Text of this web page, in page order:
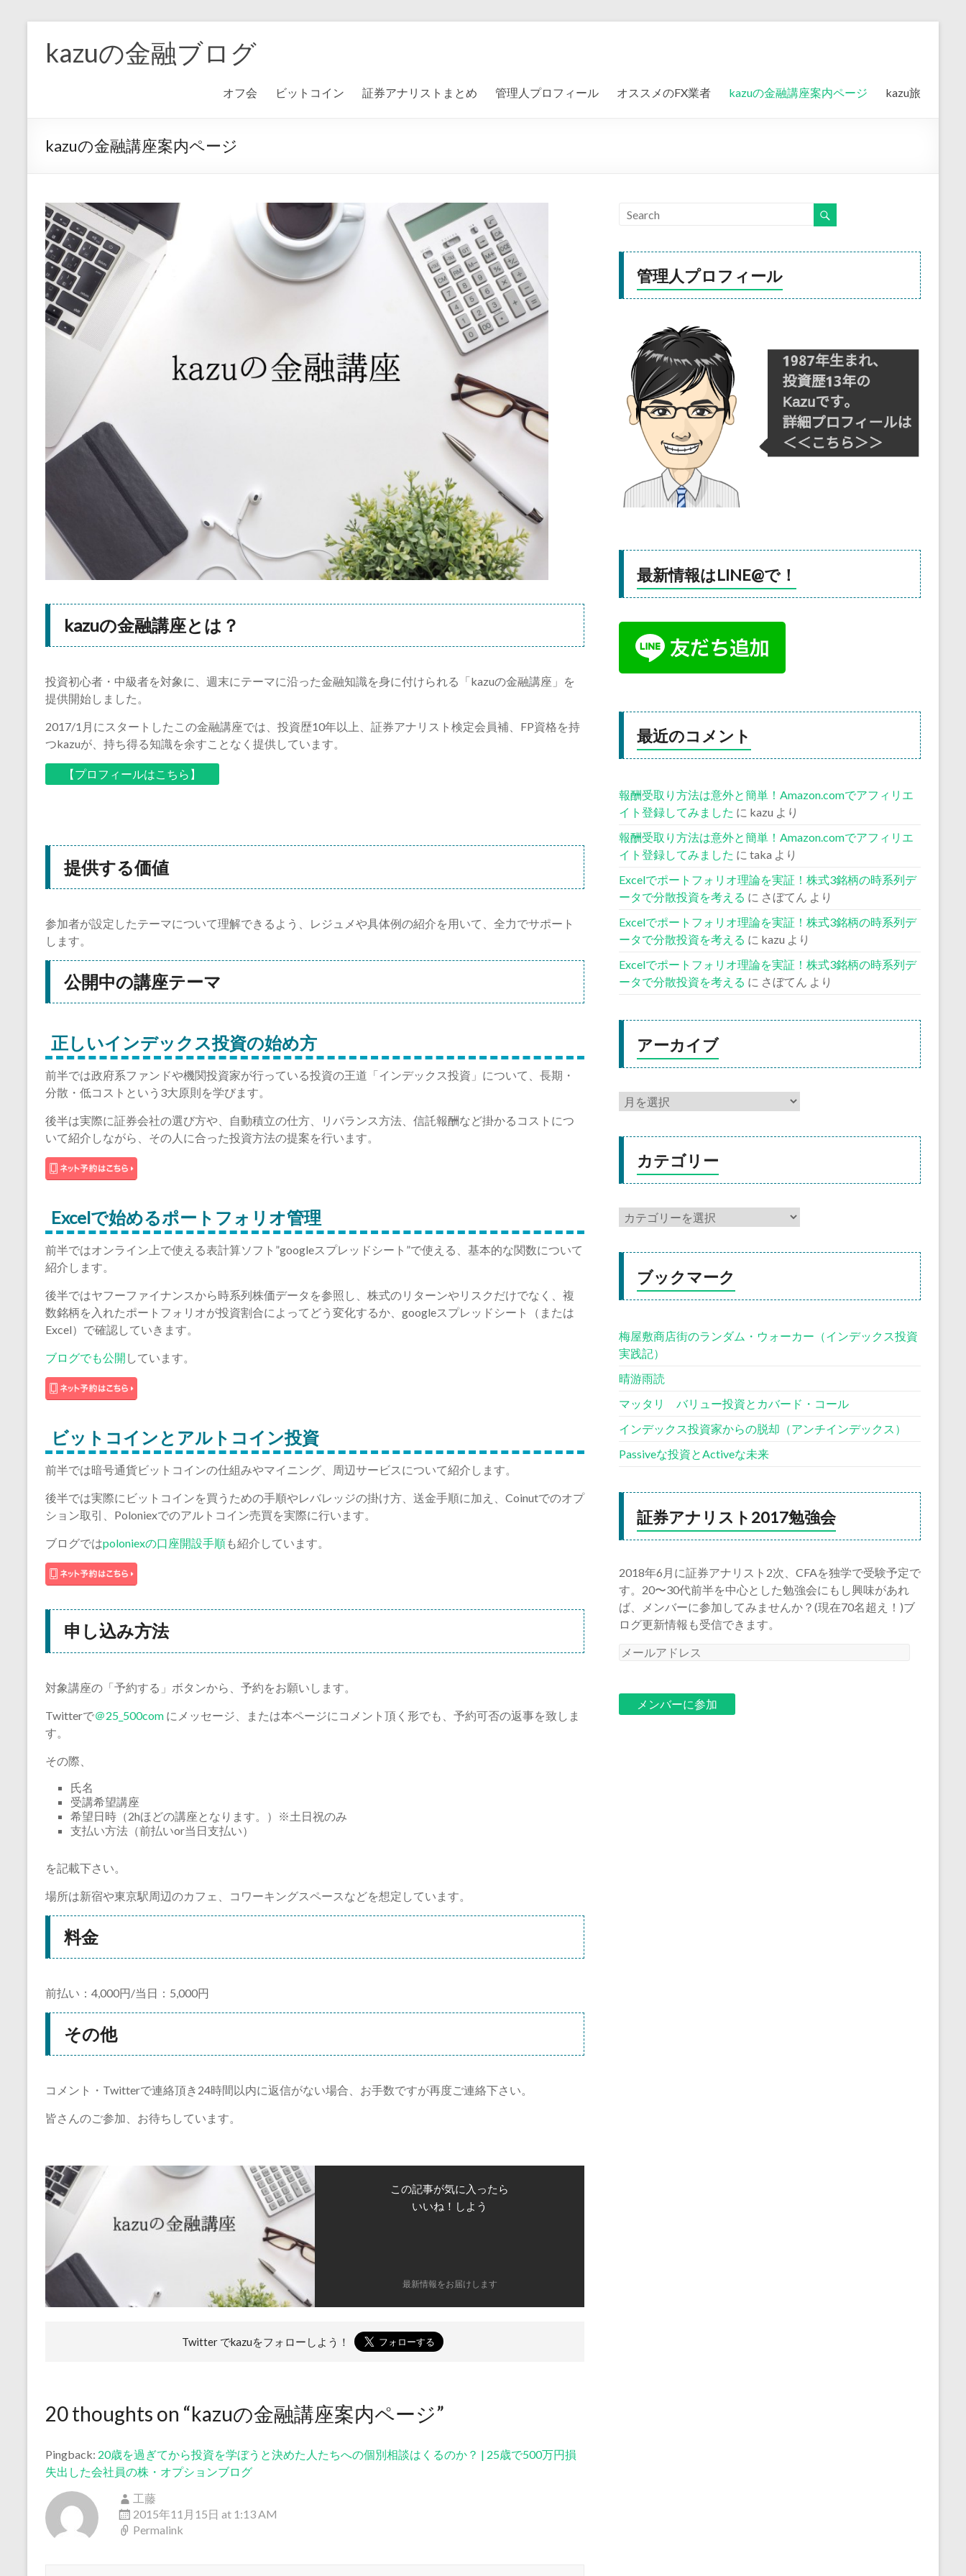
kazuの金融ブログ
オフ会 ビットコイン 証券アナリストまとめ 管理人プロフィール オススメのFX業者 kazuの金融講座案内ページ kazu旅
kazuの金融講座案内ページ
kazuの金融講座とは？
投資初心者・中級者を対象に、週末にテーマに沿った金融知識を身に付けられる「kazuの金融講座」を
提供開始しました。
2017/1月にスタートしたこの金融講座では、投資歴10年以上、証券アナリスト検定会員補、FP資格を持
つkazuが、持ち得る知識を余すことなく提供しています。
【プロフィールはこちら】
提供する価値
参加者が設定したテーマについて理解できるよう、レジュメや具体例の紹介を用いて、全力でサポート
します。
公開中の講座テーマ
正しいインデックス投資の始め方
前半では政府系ファンドや機関投資家が行っている投資の王道「インデックス投資」について、長期・
分散・低コストという3大原則を学びます。
後半は実際に証券会社の選び方や、自動積立の仕方、リバランス方法、信託報酬など掛かるコストにつ
いて紹介しながら、その人に合った投資方法の提案を行います。
Excelで始めるポートフォリオ管理
前半ではオンライン上で使える表計算ソフト”googleスプレッドシート”で使える、基本的な関数について
紹介します。
後半ではヤフーファイナンスから時系列株価データを参照し、株式のリターンやリスクだけでなく、複
数銘柄を入れたポートフォリオが投資割合によってどう変化するか、googleスプレッドシート（または
Excel）で確認していきます。
ブログでも公開 しています。
ビットコインとアルトコイン投資
前半では暗号通貨ビットコインの仕組みやマイニング、周辺サービスについて紹介します。
後半では実際にビットコインを買うための手順やレバレッジの掛け方、送金手順に加え、Coinutでのオプ
ション取引、Poloniexでのアルトコイン売買を実際に行います。
ブログではpoloniexの口座開設手順も紹介しています。
申し込み方法
対象講座の「予約する」ボタンから、予約をお願いします。
Twitterで＠25_500com にメッセージ、または本ページにコメント頂く形でも、予約可否の返事を致しま
す。
その際、
氏名
受講希望講座
希望日時（2hほどの講座となります。）※土日祝のみ
支払い方法（前払いor当日支払い）
を記載下さい。
場所は新宿や東京駅周辺のカフェ、コワーキングスペースなどを想定しています。
料金
前払い：4,000円/当日：5,000円
その他
コメント・Twitterで連絡頂き24時間以内に返信がない場合、お手数ですが再度ご連絡下さい。
皆さんのご参加、お待ちしています。
この記事が気に入ったら
いいね！しよう
最新情報をお届けします
Twitter でkazuをフォローしよう！
20 thoughts on “kazuの金融講座案内ページ”
Pingback: 20歳を過ぎてから投資を学ぼうと決めた人たちへの個別相談はくるのか？ | 25歳で500万円損
失出した会社員の株・オプションブログ
工藤
2015年11月15日 at 1:13 AM
Permalink
管理人プロフィール
最新情報はLINE@で！
最近のコメント
報酬受取り方法は意外と簡単！Amazon.comでアフィリエ
イト登録してみました に kazu より
報酬受取り方法は意外と簡単！Amazon.comでアフィリエ
イト登録してみました に taka より
Excelでポートフォリオ理論を実証！株式3銘柄の時系列デ
ータで分散投資を考える に さぼてん より
Excelでポートフォリオ理論を実証！株式3銘柄の時系列デ
ータで分散投資を考える に kazu より
Excelでポートフォリオ理論を実証！株式3銘柄の時系列デ
ータで分散投資を考える に さぼてん より
アーカイブ
カテゴリー
ブックマーク
梅屋敷商店街のランダム・ウォーカー（インデックス投資
実践記）
晴游雨読
マッタリ バリュー投資とカバード・コール
インデックス投資家からの脱却（アンチインデックス）
Passiveな投資とActiveな未来
証券アナリスト2017勉強会
2018年6月に証券アナリスト2次、CFAを独学で受験予定で
す。20〜30代前半を中心とした勉強会にもし興味があれ
ば、メンバーに参加してみませんか？(現在70名超え！)ブ
ログ更新情報も受信できます。
メ